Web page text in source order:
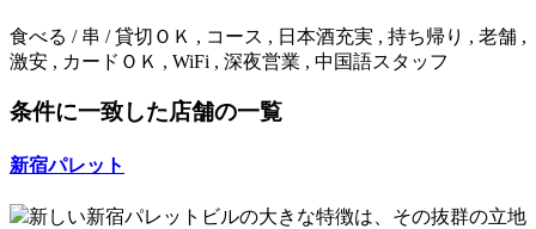
食べる / 串 / 貸切ＯＫ , コース , 日本酒充実 , 持ち帰り , 老舗 ,
激安 , カードＯＫ , WiFi , 深夜営業 , 中国語スタッフ
条件に一致した店舗の一覧
新宿パレット
新しい新宿パレットビルの大きな特徴は、その抜群の立地